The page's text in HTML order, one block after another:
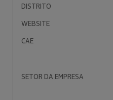
DISTRITO
WEBSITE
CAE
SETOR DA EMPRESA